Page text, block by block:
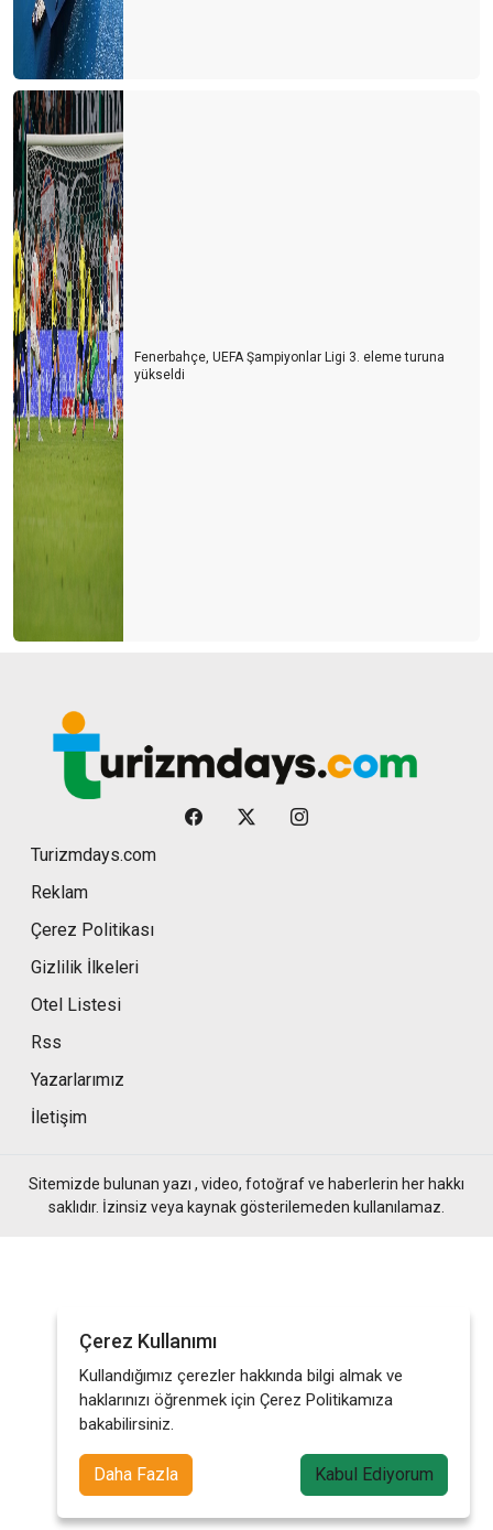
Fenerbahçe, UEFA Şampiyonlar Ligi 3. eleme turuna
yükseldi
Turizmdays.com
Reklam
Çerez Politikası
Gizlilik İlkeleri
Otel Listesi
Rss
Yazarlarımız
İletişim
Sitemizde bulunan yazı , video, fotoğraf ve haberlerin her hakkı
saklıdır. İzinsiz veya kaynak gösterilemeden kullanılamaz.
Çerez Kullanımı
Kullandığımız çerezler hakkında bilgi almak ve
haklarınızı öğrenmek için Çerez Politikamıza
bakabilirsiniz.
Daha Fazla Kabul Ediyorum